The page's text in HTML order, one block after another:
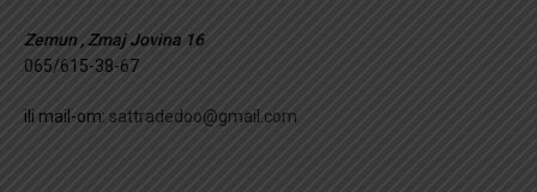
Zemun , Zmaj Jovina 16
065/615-38-67
ili mail-om: sattradedoo@gmail.com